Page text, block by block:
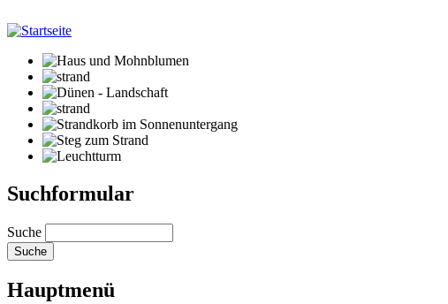
Suchformular
Suche
Hauptmenü